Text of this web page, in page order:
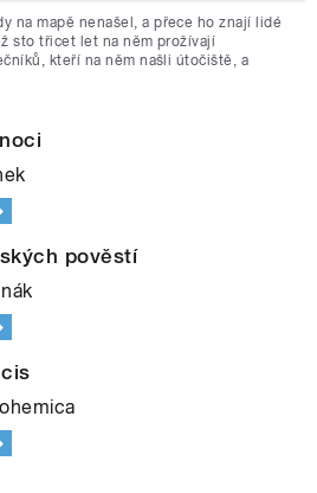
na mapě nenašel, a přece ho znají lidé
sto třicet let na něm prožívají
kteří na něm našli útočiště, a
pověstí